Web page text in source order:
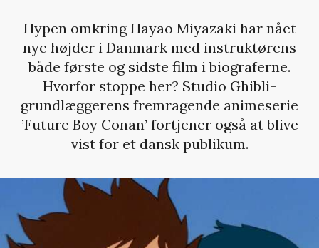
Hypen omkring Hayao Miyazaki har nået
nye højder i Danmark med instruktørens
både første og sidste film i biograferne.
Hvorfor stoppe her? Studio Ghibli-
grundlæggerens fremragende animeserie
’Future Boy Conan’ fortjener også at blive
vist for et dansk publikum.